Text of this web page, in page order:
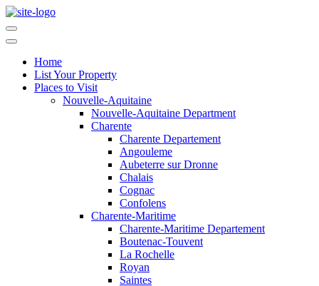
Home
List Your Property
Places to Visit
Nouvelle-Aquitaine
Nouvelle-Aquitaine Department
Charente
Charente Departement
Angouleme
Aubeterre sur Dronne
Chalais
Cognac
Confolens
Charente-Maritime
Charente-Maritime Departement
Boutenac-Touvent
La Rochelle
Royan
Saintes